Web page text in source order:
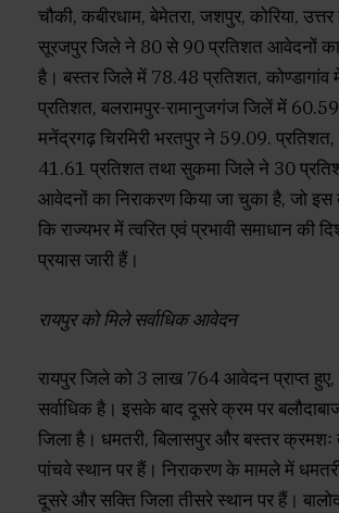
चौकी, कबीरधाम, बेमेतरा, जशपुर, कोरिया,
सूरजपुर जिले ने 80 से 90 प्रतिशत आवेदनों का
है। बस्तर जिले में 78.48 प्रतिशत,
प्रतिशत, बलरामपुर-रामानुजगंज जिलें में
मनेंद्रगढ़ चिरमिरी भरतपुर ने 59.09.
41.61 प्रतिशत तथा सुकमा जिले ने 30
आवेदनों का निराकरण किया जा चुका है, जो इस
कि राज्यभर में त्वरित एवं प्रभावी समाधान की
प्रयास जारी हैं।
रायपुर को मिले सर्वाधिक आवेदन
रायपुर जिले को 3 लाख 764 आवेदन प्राप्त हुए,
सर्वाधिक है। इसके बाद दूसरे क्रम पर
जिला है। धमतरी, बिलासपुर और बस्तर
पांचवे स्थान पर हैं। निराकरण के मामले में
दूसरे और सक्ति जिला तीसरे स्थान पर हैं।